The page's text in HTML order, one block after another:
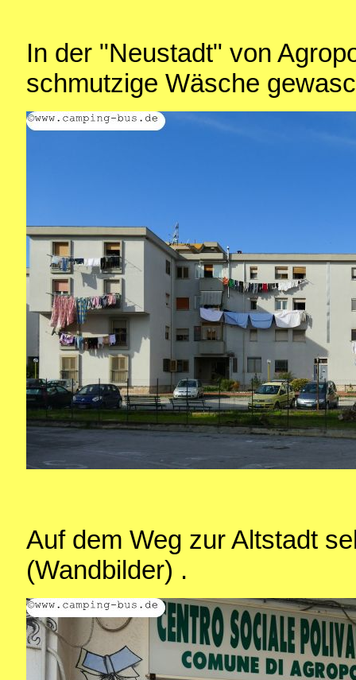
In der "Neustadt" von
schmutzige Wäsche
Auf dem Weg zur Altstadt
(Wandbilder) .